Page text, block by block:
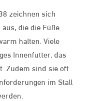
zeichnen sich
die die Füße
halten. Viele
Innenfutter, das
Zudem sind sie oft
im Stall